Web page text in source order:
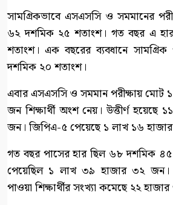
সামগ্রিকভাবে এসএসসি ও সমমানের
৬২ দশমিক ২৫ শতাংশ। গত বছর এ
শতাংশ। এক বছরের ব্যবধানে
দশমিক ২০ শতাংশ।
এবার এসএসসি ও সমমান পরীক্ষায় মোট
জন শিক্ষার্থী অংশ নেয়। উত্তীর্ণ
জন। জিপিএ-৫ পেয়েছে ১ লাখ ১৬
গত বছর পাসের হার ছিল ৬৮ দশমিক
পেয়েছিল ১ লাখ ৩৯ হাজার ৩২
পাওয়া শিক্ষার্থীর সংখ্যা কমেছে ২২